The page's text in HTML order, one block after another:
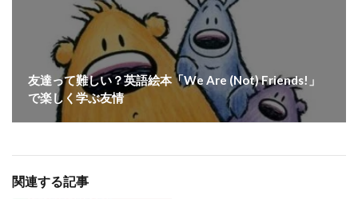
友達って難しい？英語絵本「We Are (Not) Friends!」
で楽しく学ぶ友情
関連する記事